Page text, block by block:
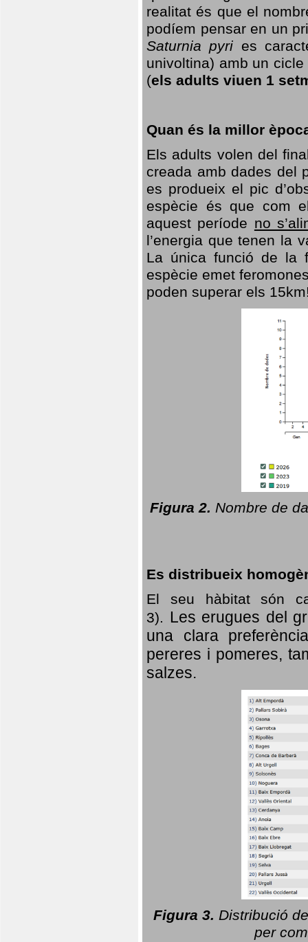
realitat és que el
podíem pensar en un
Saturnia pyri es
univoltina) amb un
(els adults viuen 1
Quan és la millor
Els adults volen del
creada amb dades del
es produeix el pic
espècie és que com
aquest període no
l’energia que tenen la
La única funció de la
espècie emet
poden superar els
Figura 2. Nombre de
Es distribueix
El seu hàbitat són
3). Les erugues del
una clara
pereres i pomeres,
salzes.
Figura 3. Distribució
per